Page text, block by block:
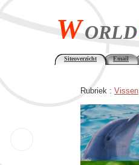
WORLD
Siteoverzicht Email
Rubriek : Vissen